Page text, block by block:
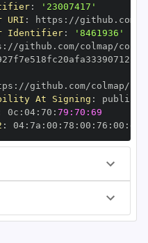
:
'23007417'
URI : https :
Identifier:
'8461936'
: //github.com/colmap/
:
At Signing :
0c : 04: 70 : 79:70:69
: 04: 7a : 00 : 78 : 00 : 76 : 00 : dd